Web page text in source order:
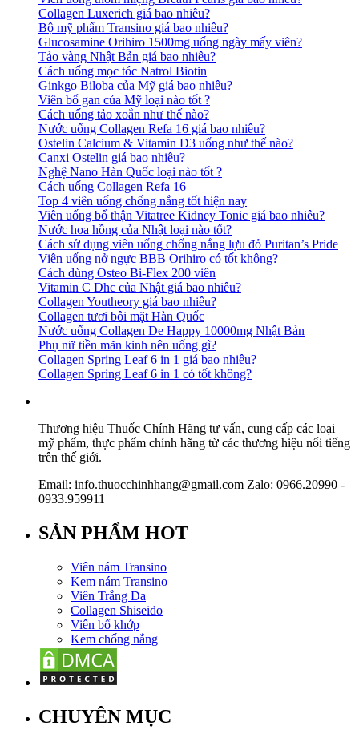
Collagen Luxerich giá bao nhiêu?
Bộ mỹ phẩm Transino giá bao nhiêu?
Glucosamine Orihiro 1500mg uống ngày mấy viên?
Tảo vàng Nhật Bản giá bao nhiêu?
Cách uống mọc tóc Natrol Biotin
Ginkgo Biloba của Mỹ giá bao nhiêu?
Viên bổ gan của Mỹ loại nào tốt ?
Cách uống tảo xoắn như thế nào?
Nước uống Collagen Refa 16 giá bao nhiêu?
Ostelin Calcium & Vitamin D3 uống như thế nào?
Canxi Ostelin giá bao nhiêu?
Nghệ Nano Hàn Quốc loại nào tốt ?
Cách uống Collagen Refa 16
Top 4 viên uống chống nắng tốt hiện nay
Viên uống bổ thận Vitatree Kidney Tonic giá bao nhiêu?
Nước hoa hồng của Nhật loại nào tốt?
Cách sử dụng viên uống chống nắng lựu đỏ Puritan’s Pride
Viên uống nở ngực BBB Orihiro có tốt không?
Cách dùng Osteo Bi-Flex 200 viên
Vitamin C Dhc của Nhật giá bao nhiêu?
Collagen Youtheory giá bao nhiêu?
Collagen tươi bôi mặt Hàn Quốc
Nước uống Collagen De Happy 10000mg Nhật Bản
Phụ nữ tiền mãn kinh nên uống gì?
Collagen Spring Leaf 6 in 1 giá bao nhiêu?
Collagen Spring Leaf 6 in 1 có tốt không?
Thương hiệu Thuốc Chính Hãng tư vấn, cung cấp các loại
mỹ phẩm, thực phẩm chính hãng từ các thương hiệu nổi tiếng
trên thế giới.
Email: info.thuocchinhhang@gmail.com Zalo: 0966.20990 -
0933.959911
SẢN PHẨM HOT
Viên nám Transino
Kem nám Transino
Viên Trắng Da
Collagen Shiseido
Viên bổ khớp
Kem chống nắng
CHUYÊN MỤC